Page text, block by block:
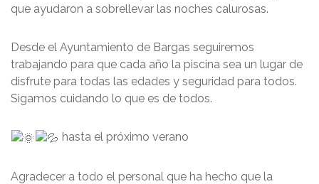
que ayudaron a sobrellevar las noches calurosas.
Desde el Ayuntamiento de Bargas seguiremos
trabajando para que cada año la piscina sea un lugar de
disfrute para todas las edades y seguridad para todos.
Sigamos cuidando lo que es de todos.
hasta el próximo verano
Agradecer a todo el personal que ha hecho que la